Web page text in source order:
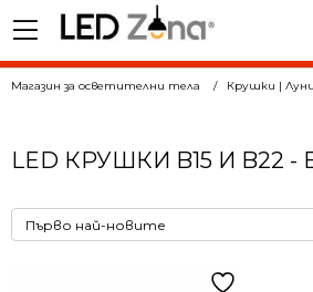
Магазин за осветителни тела Крушки |
LED КРУШКИ B15 И B22 -